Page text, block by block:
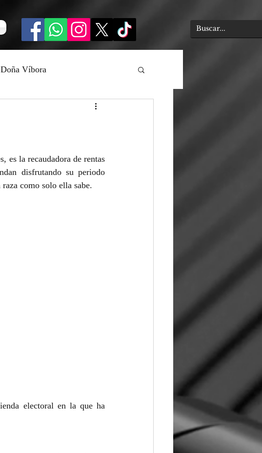
Doña Víbora
es la recaudadora de rentas
disfrutando su periodo
como solo ella sabe.
electoral en la que ha